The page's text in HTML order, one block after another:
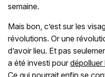
semaine.
Mais bon, c’est sur les
révolutions. Or une
d’avoir lieu. Et pas
a été investi pour dépolluer